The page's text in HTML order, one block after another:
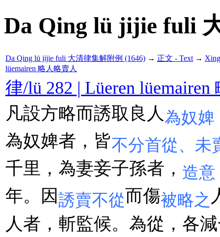
Da Qing lü jijie fuli
Da Qing lü jijie fuli 大清律集解附例 (1646) → 正文 - Text →
lüemairen 略人略賣人
律/lü 282 | Lüeren
凡設方略而誘取良人為奴婢
為奴婢者，皆不分首從、未
千里，為妻妾子孫者， 造意
年。因誘賣不從而傷被略之
人者，斬監候。為從，各